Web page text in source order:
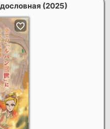
(2025)